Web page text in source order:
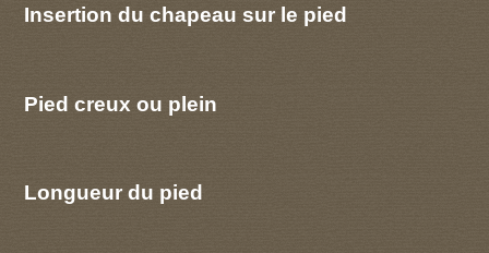
Insertion du chapeau sur le pied
Pied creux ou plein
Longueur du pied